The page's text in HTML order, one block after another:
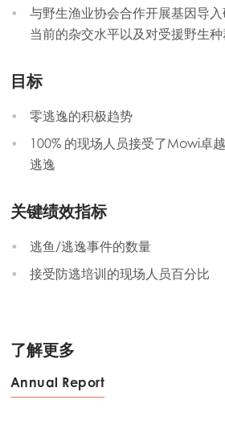
与野生渔业协会合作开展基因导
当前的杂交水平以及对受援野生
目标
零逃逸的积极趋势
100% 的现场人员接受了Mowi卓
逃逸
关键绩效指标
逃鱼/逃逸事件的数量
接受防逃培训的现场人员百分比
了解更多
Annual Report